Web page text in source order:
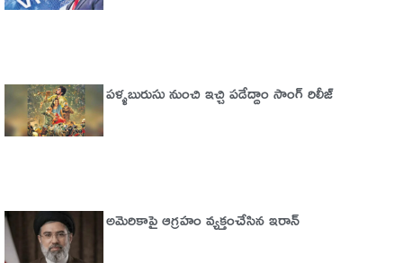
పళ్ళబురుసు నుంచి ఇచ్చి పడేద్దాం సాంగ్ రిలీజ్
అమెరికాపై ఆగ్ర‌హం వ్య‌క్తంచేసిన ఇరాన్